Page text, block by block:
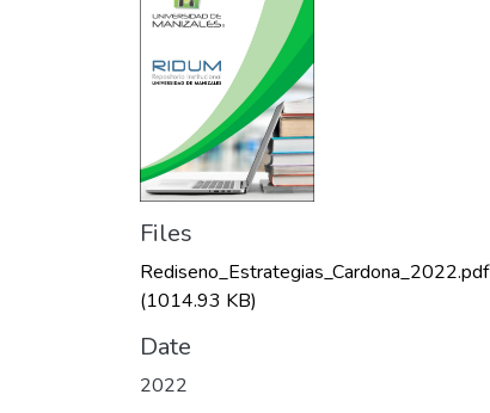
Files
Rediseno_Estrategias_Cardona_2022.pdf
(1014.93 KB)
Date
2022